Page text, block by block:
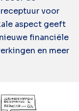
voor
aspect geeft
financiële
en meer